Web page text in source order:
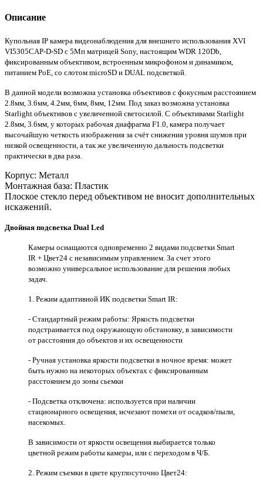
Описание
Купольная IP камера видеонаблюдения для внешнего использования XVI
VI5305CAP-D-SD с 5Мп матрицей Sony, настоящим WDR 120Db,
фиксированным объективом, встроенным микрофоном и динамиком,
питанием PoE, со слотом microSD и DUAL подсветкой.
В данной модели возможна установка объективов с фокусным расстоянием
2.8мм, 3.6мм, 4.2мм, 6мм, 8мм, 12мм. Под заказ возможна установка
Starlight объективов с увеличенной светосилой. С объективами Starlight
2.8мм, 3.6мм, у которых рабочая диафрагма F1.0, камера получает
высочайшую четкость изображения за счёт снижения уровня шумов при
низкой освещенности, а так же увеличенную дальность подсветки
практически в два раза.
Корпус: Металл
Монтажная база: Пластик
Плоское стекло перед объективом не вносит дополнительных
искажений.
Двойная подсветка Dual Led
Камеры оснащаются одновременно 2 видами подсветки Smart
IR + Цвет24 c независимым управлением. За счет этого
возможно универсальное использование для решения любых
задач.
1. Режим адаптивной ИК подсветки Smart IR:
- Стандартный режим работы: Яркость подсветки
подстраивается под окружающую обстановку, в зависимости
от расстояния до объектов и их освещенности
- Ручная установка яркости подсветки в ночное время: может
быть нужно на некоторых объектах с фиксированным
расстоянием до зоны сьемки
- Подсветка отключена: используется при наличии
стационарного освещения, исчезают помехи от осадков/пыли,
насекомых.
В зависимости от яркости освещения выбирается только
цветной режим работы камеры, или с переходом в Ч/Б.
2. Режим съемки в цвете круглосуточно Цвет24: